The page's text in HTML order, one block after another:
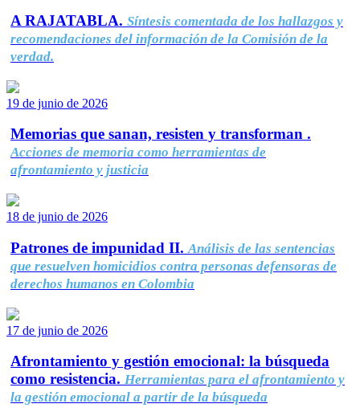
A RAJATABLA. Síntesis comentada de los hallazgos y
recomendaciones del información de la Comisión de la
verdad.
19 de junio de 2026
Memorias que sanan, resisten y transforman .
Acciones de memoria como herramientas de
afrontamiento y justicia
18 de junio de 2026
Patrones de impunidad II. Análisis de las sentencias
que resuelven homicidios contra personas defensoras de
derechos humanos en Colombia
17 de junio de 2026
Afrontamiento y gestión emocional: la búsqueda
como resistencia. Herramientas para el afrontamiento y
la gestión emocional a partir de la búsqueda